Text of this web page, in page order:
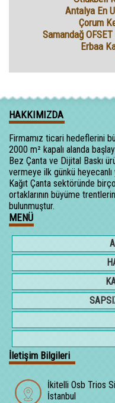
Antalya En
Çorum
Samandağ
Erbaa
HAKKIMIZDA
Firmamız ticari hedeflerini
2000 m² kapalı alanda
Bez Çanta ve Dijital Baskı
vermeye ilk günkü
Kağıt Çanta sektöründe
ortaklarının büyüme
bulunmuştur.
MENÜ
İletişim Bilgileri
İkitelli Osb Trios
İstanbul